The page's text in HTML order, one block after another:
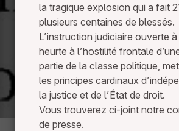
n
s
u
n
e
j
la tragique explosion qui a fait
plusieurs centaines de blessés.
L’instruction judiciaire ouverte
heurte à l’hostilité frontale
partie de la classe politique,
les principes cardinaux
la justice et de l’État de droit.
Vous trouverez ci-joint notre
de presse.